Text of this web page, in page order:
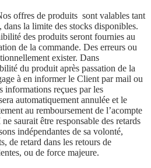
offres de produits sont valables tant
dans la limite des stocks disponibles.
des produits seront fournies au
de la commande. Des erreurs ou
exister. Dans
du produit après passation de la
à en informer le Client par mail ou
informations reçues par les
automatiquement annulée et le
au remboursement de l’acompte
ne saurait être responsable des retards
indépendantes de sa volonté,
de retard dans les retours de
ou de force majeure.